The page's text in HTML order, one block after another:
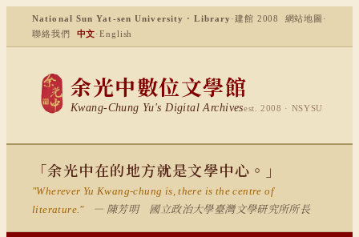
National Sun Yat-sen University · Library ·建館 2008 網站地圖 ·
聯絡我們
中文·English
余光中數位文學館
Kwang-Chung Yu's Digital Archivesest. 2008 · NSYSU
「余光中在的地方就是文學中心。」
"Wherever Yu Kwang-chung is, there is the centre of
literature."
— 陳芳明 國立政治大學臺灣文學研究所所長